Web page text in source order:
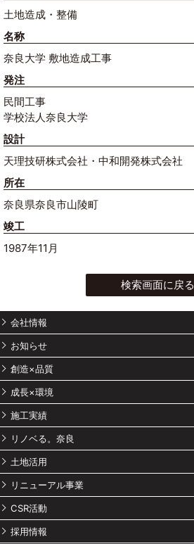
土地造成・整備
名称
奈良大学 敷地造成工事
発注
民間工事
学校法人奈良大学
設計
天理技研株式会社・中和開発株式会社
所在
奈良県奈良市山陵町
竣工
1987年11月
検索画面に戻る
会社情報
お知らせ
創造×品質
成長×環境
施工実績
リノベる。奈良
土地活用
リニューアル事業
CSR活動
採用情報